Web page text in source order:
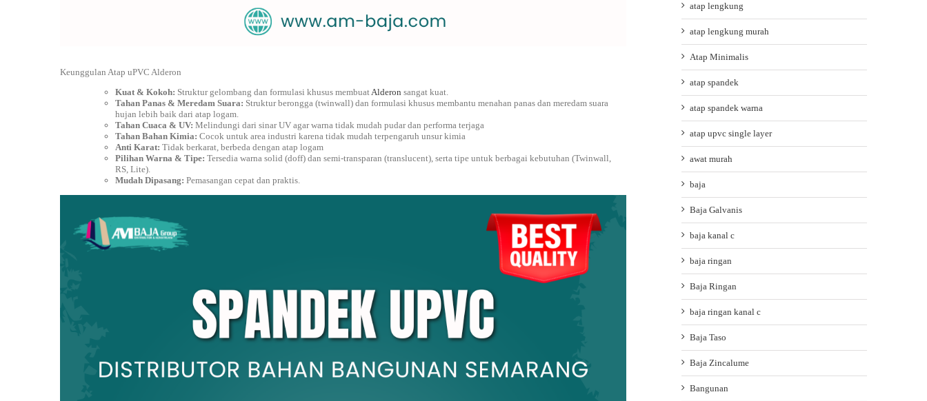
Keunggulan Atap uPVC Alderon
Kuat & Kokoh: Struktur gelombang dan formulasi khusus membuatAlderon sangat kuat.
Tahan Panas & Meredam Suara: Struktur berongga (twinwall) dan formulasi khusus membantu menahan panas dan meredam suara
hujan lebih baik dari atap logam.
Tahan Cuaca & UV: Melindungi dari sinar UV agar warna tidak mudah pudar dan performa terjaga
Tahan Bahan Kimia: Cocok untuk area industri karena tidak mudah terpengaruh unsur kimia
Anti Karat: Tidak berkarat, berbeda dengan atap logam
Pilihan Warna & Tipe: Tersedia warna solid (doff) dan semi-transparan (translucent), serta tipe untuk berbagai kebutuhan (Twinwall,
RS, Lite).
Mudah Dipasang: Pemasangan cepat dan praktis.
atap lengkung
atap lengkung murah
Atap Minimalis
atap spandek
atap spandek warna
atap upvc single layer
awat murah
baja
Baja Galvanis
baja kanal c
baja ringan
Baja Ringan
baja ringan kanal c
Baja Taso
Baja Zincalume
Bangunan